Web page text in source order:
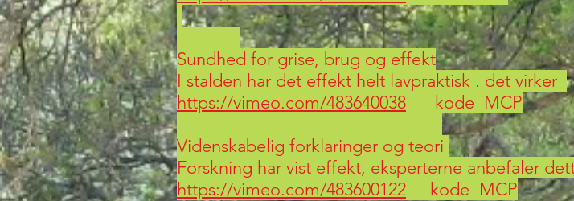
Sundhed for grise, brug og effekt
I stalden har det effekt helt lavpraktisk . det virker
https://vimeo.com/483640038 kode MCP
Videnskabelig forklaringer og teori
Forskning har vist effekt, eksperterne anbefaler
https://vimeo.com/483600122 kode MCP